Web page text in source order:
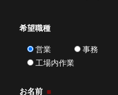
希望職種
営業
事務
工場内作業
お名前 ※